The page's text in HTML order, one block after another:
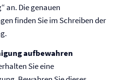
an. Die genauen
finden Sie im Schreiben der
aufbewahren
Sie eine